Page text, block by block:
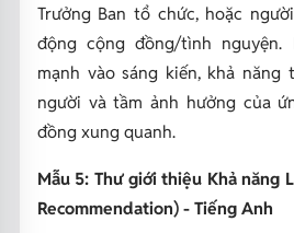
Trưởng Ban tổ chức, hoặc
động cộng đồng/tình nguyện.
mạnh vào sáng kiến, khả năng
người và tầm ảnh hưởng của
đồng xung quanh.
Mẫu 5: Thư giới thiệu Khả năng
Recommendation) - Tiếng Anh